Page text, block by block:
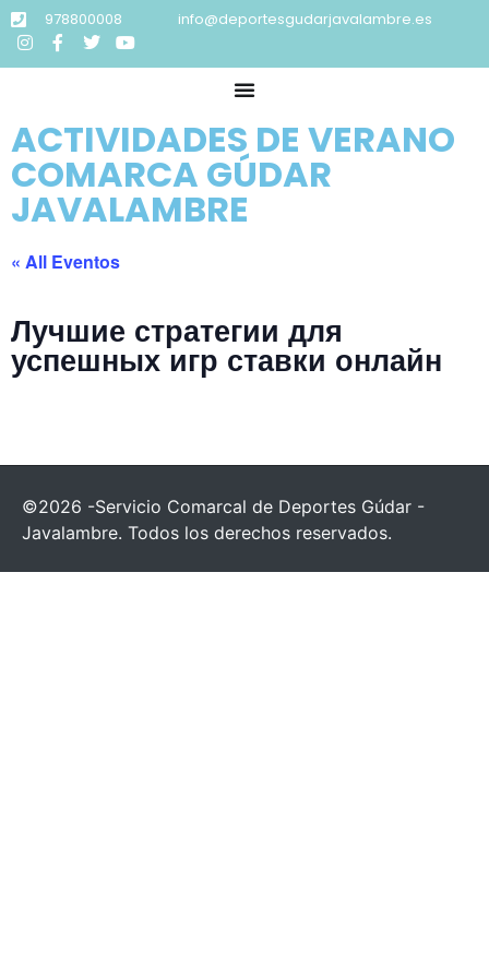
978800008 info@deportesgudarjavalambre.es
ACTIVIDADES DE VERANO
COMARCA GÚDAR
JAVALAMBRE
« All Eventos
Лучшие стратегии для
успешных игр ставки онлайн
©2026 -Servicio Comarcal de Deportes Gúdar -
Javalambre. Todos los derechos reservados.